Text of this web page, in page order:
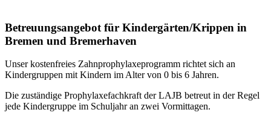
Betreuungsangebot für Kindergärten/Krippen in
Bremen und Bremerhaven
Unser kostenfreies Zahnprophylaxeprogramm richtet sich an
Kindergruppen mit Kindern im Alter von 0 bis 6 Jahren.
Die zuständige Prophylaxefachkraft der LAJB betreut in der Regel
jede Kindergruppe im Schuljahr an zwei Vormittagen.